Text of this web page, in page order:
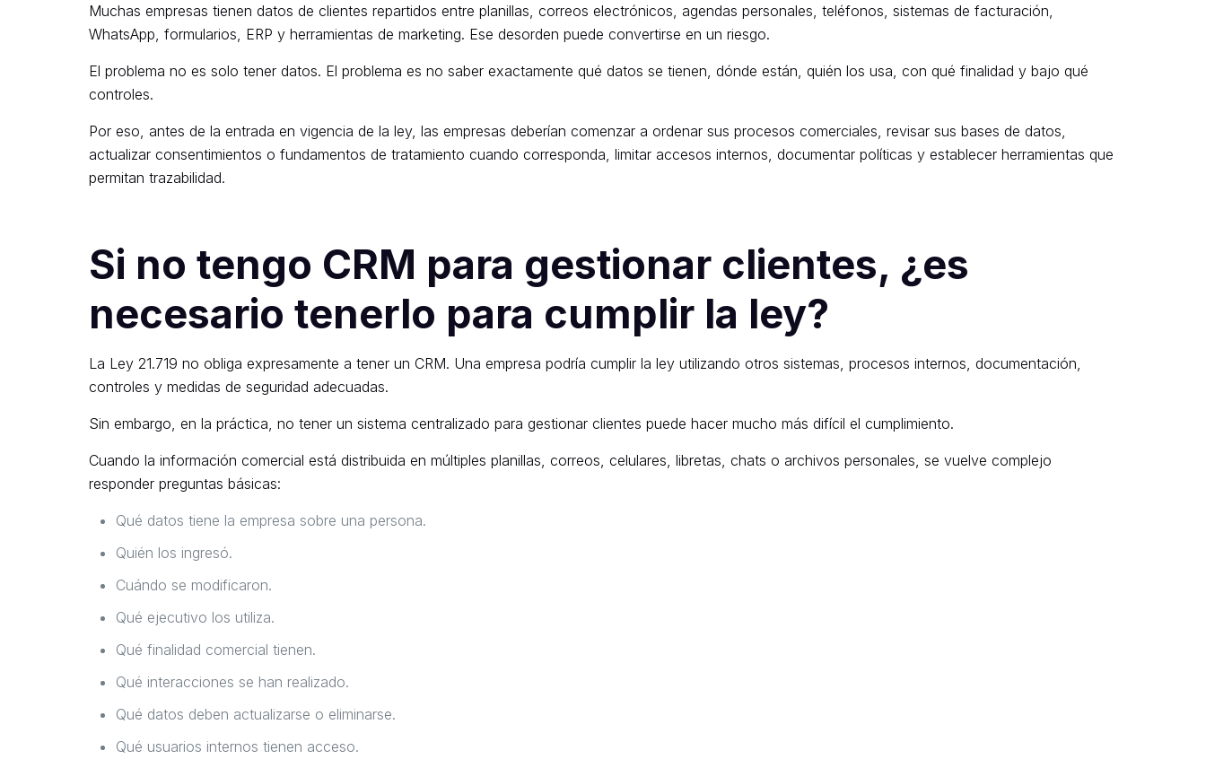
Muchas empresas tienen datos de clientes repartidos entre planillas, correos electrónicos, agendas personales, teléfonos, sistemas de facturación,
WhatsApp, formularios, ERP y herramientas de marketing. Ese desorden puede convertirse en un riesgo.
El problema no es solo tener datos. El problema es no saber exactamente qué datos se tienen, dónde están, quién los usa, con qué finalidad y bajo qué
controles.
Por eso, antes de la entrada en vigencia de la ley, las empresas deberían comenzar a ordenar sus procesos comerciales, revisar sus bases de datos,
actualizar consentimientos o fundamentos de tratamiento cuando corresponda, limitar accesos internos, documentar políticas y establecer herramientas que
permitan trazabilidad.
Si no tengo CRM para gestionar clientes, ¿es
necesario tenerlo para cumplir la ley?
La Ley 21.719 no obliga expresamente a tener un CRM. Una empresa podría cumplir la ley utilizando otros sistemas, procesos internos, documentación,
controles y medidas de seguridad adecuadas.
Sin embargo, en la práctica, no tener un sistema centralizado para gestionar clientes puede hacer mucho más difícil el cumplimiento.
Cuando la información comercial está distribuida en múltiples planillas, correos, celulares, libretas, chats o archivos personales, se vuelve complejo
responder preguntas básicas:
Qué datos tiene la empresa sobre una persona.
Quién los ingresó.
Cuándo se modificaron.
Qué ejecutivo los utiliza.
Qué finalidad comercial tienen.
Qué interacciones se han realizado.
Qué datos deben actualizarse o eliminarse.
Qué usuarios internos tienen acceso.